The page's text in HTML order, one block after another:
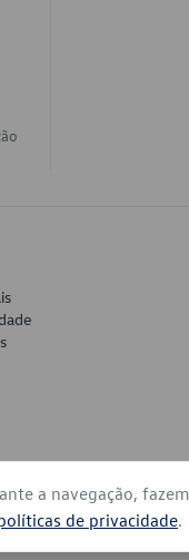
direitos reservados
a navegação,
de privacidade.